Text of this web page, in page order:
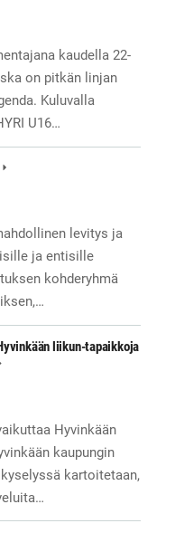
kaudella 22-
on pitkän linjan
Kuluvalla
U16…
levitys ja
ja entisille
kohderyhmä
liikun-tapaikkoja
Hyvinkään
kaupungin
kartoitetaan,